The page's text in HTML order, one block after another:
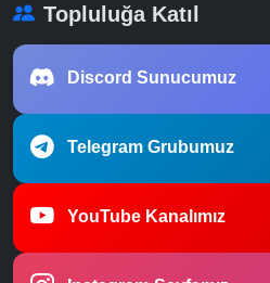
Topluluğa Katıl
Discord Sunucumuz
Telegram Grubumuz
YouTube Kanalımız